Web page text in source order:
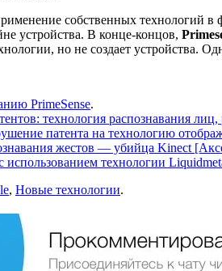
собственных технологий в
устройства. В конце-концов,
но не создает устройства.
PrimeSense.
технология распознавания
патента на технологию
жестов — убийца Kinect
использованием технологии
, Новые технологии.